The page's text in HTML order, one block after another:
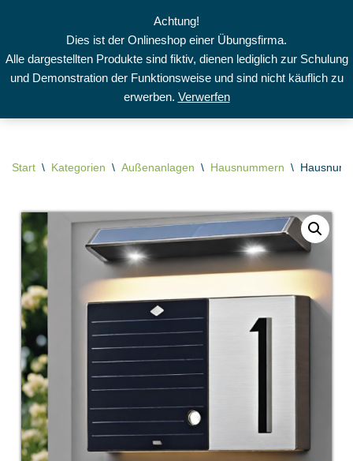
Achtung!
Dies ist der Onlineshop einer Übungsfirma.
Alle dargestellten Produkte sind fiktiv, dienen lediglich zur Schulung
und Demonstration der Funktionsweise und sind nicht käuflich zu
erwerben. Verwerfen
Inhalt
springen
Start \ Kategorien \ Außenanlagen \ Hausnummern \